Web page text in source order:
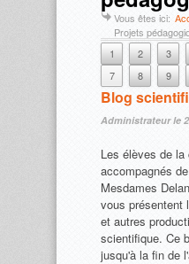
Vous êtes ici:
Projets
1
2 3
7
8 9
Blog
Administrateur le
Les élèves de
accompagnés
Mesdames
vous présentent
et autres
scientifique. Ce
jusqu'à la fin de